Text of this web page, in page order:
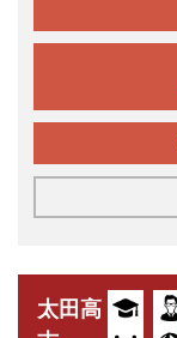
太田高